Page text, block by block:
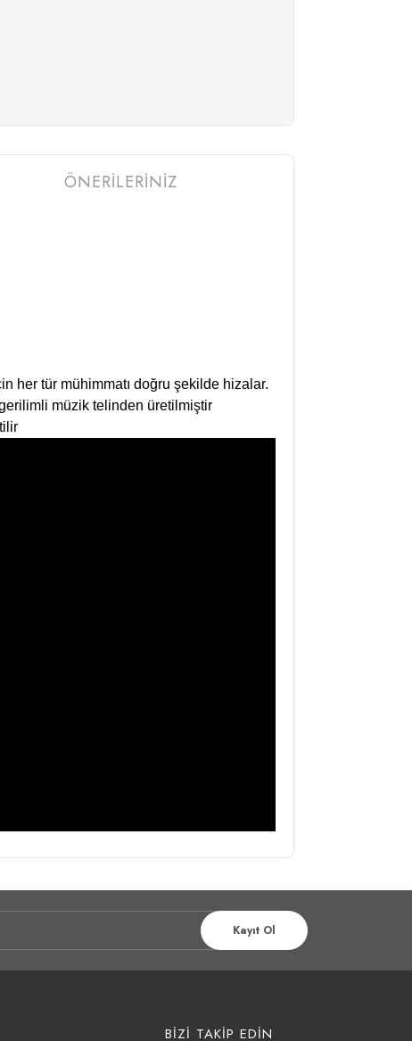
her tür mühimmatı doğru şekilde hizalar.
müzik telinden üretilmiştir
ÖNERİLERİNİZ
Kayıt Ol
BİZİ TAKİP EDİN